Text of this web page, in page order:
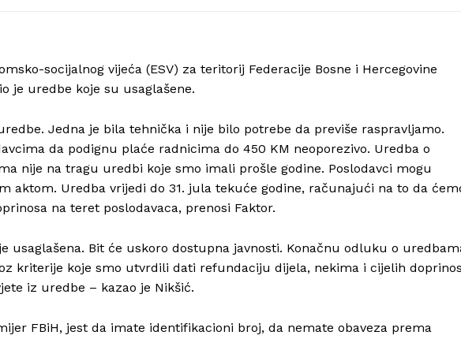
socijalnog vijeća (ESV) za teritorij Federacije Bosne i Hercegovine
je uredbe koje su usaglašene.
Jedna je bila tehnička i nije bilo potrebe da previše raspravljamo.
da podignu plaće radnicima do 450 KM neoporezivo. Uredba o
nije na tragu uredbi koje smo imali prošle godine. Poslodavci mogu
aktom. Uredba vrijedi do 31. jula tekuće godine, računajući na to da
na teret poslodavaca, prenosi Faktor.
usaglašena. Bit će uskoro dostupna javnosti. Konačnu odluku o
kriterije koje smo utvrdili dati refundaciju dijela, nekima i cijelih
iz uredbe – kazao je Nikšić.
FBiH, jest da imate identifikacioni broj, da nemate obaveza prema